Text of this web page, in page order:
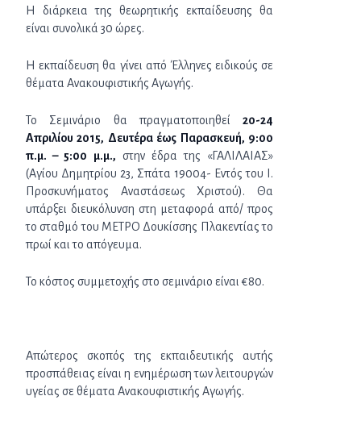
Η διάρκεια της θεωρητικής εκπαίδευσης θα
είναι συνολικά 30 ώρες.
Η εκπαίδευση θα γίνει από Έλληνες ειδικούς σε
θέματα Ανακουφιστικής Αγωγής.
Το Σεμινάριο θα πραγματοποιηθεί20-24
Απριλίου 2015, Δευτέρα έως Παρασκευή, 9:00
π.μ. – 5:00 μ.μ., στην έδρα της «ΓΑΛΙΛΑΙΑΣ»
(Αγίου Δημητρίου 23, Σπάτα 19004- Εντός του Ι.
Προσκυνήματος Αναστάσεως Χριστού). Θα
υπάρξει διευκόλυνση στη μεταφορά από/ προς
το σταθμό του ΜΕΤΡΟ Δουκίσσης Πλακεντίας το
πρωί και το απόγευμα.
Το κόστος συμμετοχής στο σεμινάριο είναι €80.
Απώτερος σκοπός της εκπαιδευτικής αυτής
προσπάθειας είναι η ενημέρωση των λειτουργών
υγείας σε θέματα Ανακουφιστικής Αγωγής.